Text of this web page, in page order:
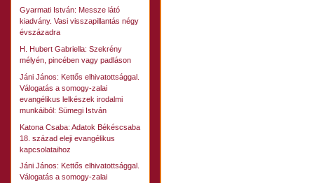
Gyarmati István: Messze látó
kiadvány. Vasi visszapillantás négy
évszázadra
H. Hubert Gabriella: Szekrény
mélyén, pincében vagy padláson
Jáni János: Kettős elhivatottsággal.
Válogatás a somogy-zalai
evangélikus lelkészek irodalmi
munkáiból: Sümegi István
Katona Csaba: Adatok Békéscsaba
18. század eleji evangélikus
kapcsolataihoz
Jáni János: Kettős elhivatottsággal.
Válogatás a somogy-zalai